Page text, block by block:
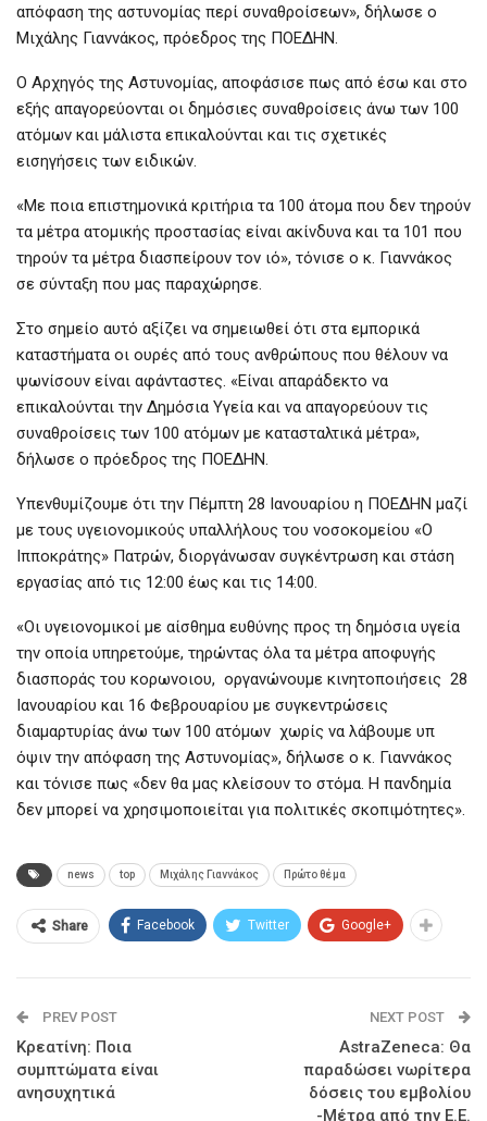
απόφαση της αστυνομίας περί συναθροίσεων», δήλωσε ο
Μιχάλης Γιαννάκος, πρόεδρος της ΠΟΕΔΗΝ.
Ο Αρχηγός της Αστυνομίας, αποφάσισε πως από έσω και στο
εξής απαγορεύονται οι δημόσιες συναθροίσεις άνω των 100
ατόμων και μάλιστα επικαλούνται και τις σχετικές
εισηγήσεις των ειδικών.
«Με ποια επιστημονικά κριτήρια τα 100 άτομα που δεν τηρούν
τα μέτρα ατομικής προστασίας είναι ακίνδυνα και τα 101 που
τηρούν τα μέτρα διασπείρουν τον ιό», τόνισε ο κ. Γιαννάκος
σε σύνταξη που μας παραχώρησε.
Στο σημείο αυτό αξίζει να σημειωθεί ότι στα εμπορικά
καταστήματα οι ουρές από τους ανθρώπους που θέλουν να
ψωνίσουν είναι αφάνταστες. «Είναι απαράδεκτο να
επικαλούνται την Δημόσια Υγεία και να απαγορεύουν τις
συναθροίσεις των 100 ατόμων με κατασταλτικά μέτρα»,
δήλωσε ο πρόεδρος της ΠΟΕΔΗΝ.
Υπενθυμίζουμε ότι την Πέμπτη 28 Ιανουαρίου η ΠΟΕΔΗΝ μαζί
με τους υγειονομικούς υπαλλήλους του νοσοκομείου «Ο
Ιπποκράτης» Πατρών, διοργάνωσαν συγκέντρωση και στάση
εργασίας από τις 12:00 έως και τις 14:00.
«Οι υγειονομικοί με αίσθημα ευθύνης προς τη δημόσια υγεία
την οποία υπηρετούμε, τηρώντας όλα τα μέτρα αποφυγής
διασποράς του κορωνοιου, οργανώνουμε κινητοποιήσεις 28
Ιανουαρίου και 16 Φεβρουαρίου με συγκεντρώσεις
διαμαρτυρίας άνω των 100 ατόμων χωρίς να λάβουμε υπ
όψιν την απόφαση της Αστυνομίας», δήλωσε ο κ. Γιαννάκος
και τόνισε πως «δεν θα μας κλείσουν το στόμα. Η πανδημία
δεν μπορεί να χρησιμοποιείται για πολιτικές σκοπιμότητες».
news top Μιχάλης Γιαννάκος Πρώτο θέμα
Share Facebook Twitter Google+
PREV POST
Κρεατίνη: Ποια
συμπτώματα είναι
ανησυχητικά
NEXT POST
AstraZeneca: Θα
παραδώσει νωρίτερα
δόσεις του εμβολίου
-Μέτρα από την Ε.Ε.